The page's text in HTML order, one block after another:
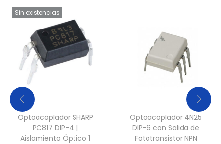
Sin existencias
Optoacoplador SHARP
PC817 DIP-4 |
Aislamiento Óptico 1
Optoacoplador 4N25
DIP-6 con Salida de
Fototransistor NPN